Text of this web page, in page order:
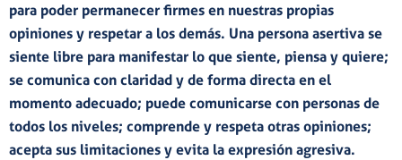
para poder permanecer firmes en nuestras propias
opiniones y respetar a los demás. Una persona asertiva se
siente libre para manifestar lo que siente, piensa y quiere;
se comunica con claridad y de forma directa en el
momento adecuado; puede comunicarse con personas de
todos los niveles; comprende y respeta otras opiniones;
acepta sus limitaciones y evita la expresión agresiva.